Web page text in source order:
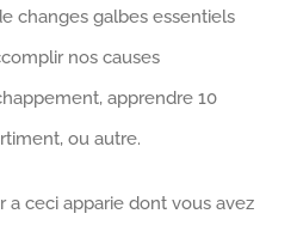
changes galbes essentiels
nos causes
apprendre 10
ou autre.
a ceci apparie dont vous avez